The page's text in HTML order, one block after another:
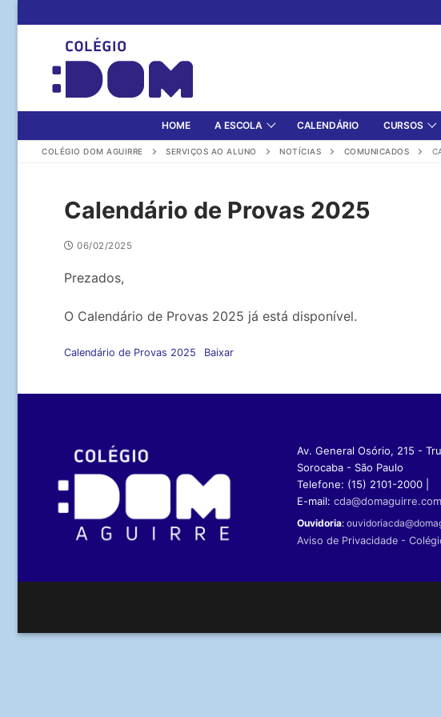
para
conteúdo
HOME A ESCOLA CALENDÁRIO CURSOS
COLÉGIO DOM AGUIRRE SERVIÇOS AO ALUNO NOTÍCIAS COMUNICADOS
Calendário de Provas 2025
06/02/2025
Prezados,
O Calendário de Provas 2025 já está disponível.
Calendário de Provas 2025 Baixar
Av. General Osório, 215 -
Sorocaba - São Paulo
Telefone: (15) 2101-2000 |
E-mail:
Ouvidoria:
Aviso de Privacidade -